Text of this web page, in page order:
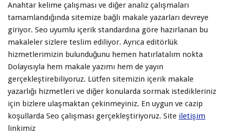
Anahtar kelime çalışması ve diğer analiz çalışmaları
tamamlandığında sitemize bağlı makale yazarları devreye
giriyor. Seo uyumlu içerik standardına göre hazırlanan bu
makaleler sizlere teslim ediliyor. Ayrıca editörlük
hizmetlerimizin bulunduğunu hemen hatırlatalım nokta
Dolayısıyla hem makale yazımı hem de yayın
gerçekleştirebiliyoruz. Lütfen sitemizin içerik makale
yazarlığı hizmetleri ve diğer konularda sormak istedikleriniz
için bizlere ulaşmaktan çekinmeyiniz. En uygun ve cazip
koşullarda Seo çalışması gerçekleştiriyoruz. Site iletişim
linkimiz